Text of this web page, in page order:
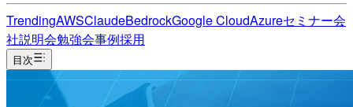
TrendingAWSClaudeBedrockGoogle CloudAzureセミナー会
社説明会勉強会事例採用
目次